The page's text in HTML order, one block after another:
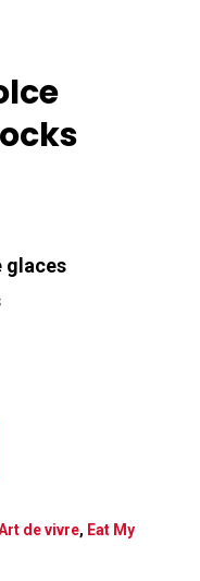
glaces
de vivre, Eat My